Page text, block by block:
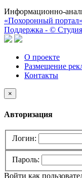
Информационно-
«Похоронный портал»
Поддержка - ©
О проекте
Размещение
Контакты
×
Авторизация
Логин:
Пароль:
Войти как